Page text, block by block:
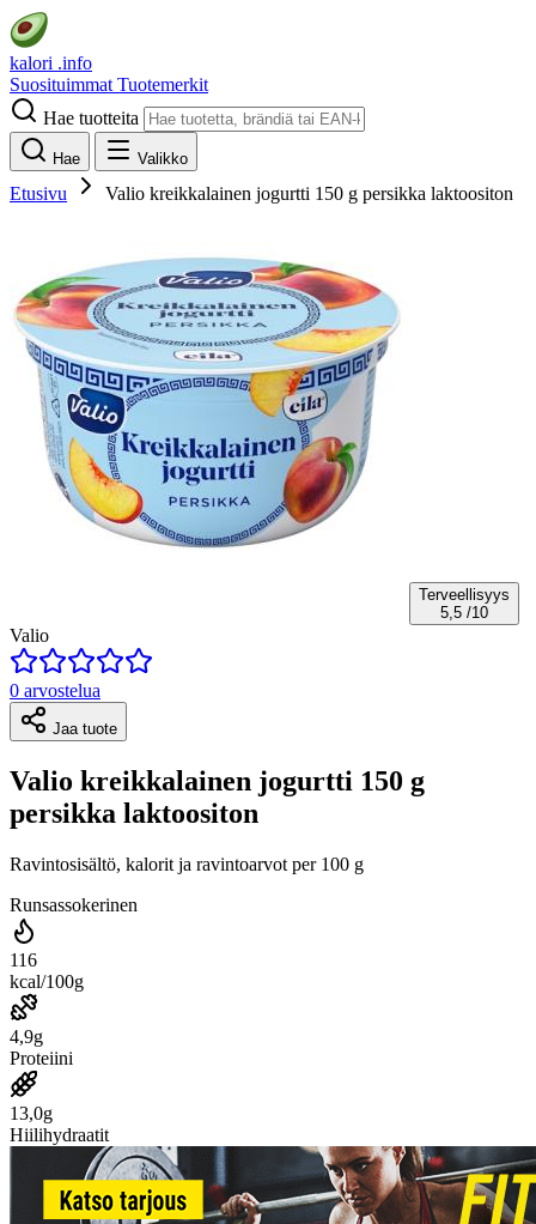
kalori .info
Suosituimmat Tuotemerkit
Hae tuotteita
Hae Valikko
Etusivu Valio kreikkalainen jogurtti 150 g persikka laktoositon
Terveellisyys
5,5 /10
Valio
0 arvostelua
Jaa tuote
Valio kreikkalainen jogurtti 150 g
persikka laktoositon
Ravintosisältö, kalorit ja ravintoarvot per 100 g
Runsassokerinen
116
kcal/100g
4,9g
Proteiini
13,0g
Hiilihydraatit